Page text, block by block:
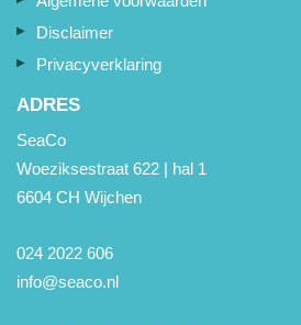
Disclaimer
Privacyverklaring
ADRES
SeaCo
Woeziksestraat 622 | hal 1
6604 CH Wijchen
024 2022 606
info@seaco.nl